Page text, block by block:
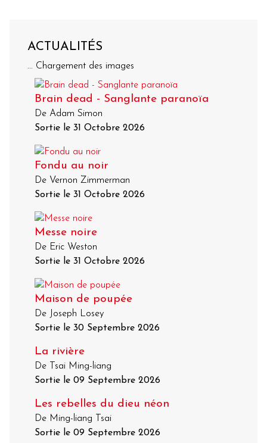
ACTUALITÉS
... Chargement des images
Brain dead - Sanglante paranoïa
De Adam Simon
Sortie le 31 Octobre 2026
Fondu au noir
De Vernon Zimmerman
Sortie le 31 Octobre 2026
Messe noire
De Eric Weston
Sortie le 31 Octobre 2026
Maison de poupée
De Joseph Losey
Sortie le 30 Septembre 2026
La rivière
De Tsai Ming-liang
Sortie le 09 Septembre 2026
Les rebelles du dieu néon
De Ming-liang Tsai
Sortie le 09 Septembre 2026